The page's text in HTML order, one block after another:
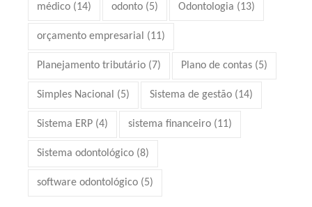
médico (14) odonto (5) Odontologia (13)
orçamento empresarial (11)
Planejamento tributário (7) Plano de contas (5)
Simples Nacional (5) Sistema de gestão (14)
Sistema ERP (4) sistema financeiro (11)
Sistema odontológico (8)
software odontológico (5)